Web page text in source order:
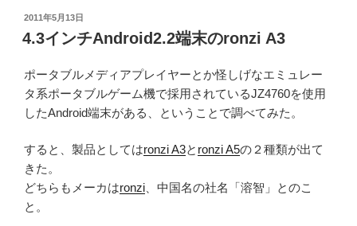
投
稿
日:
2011年5月13日
4.3インチAndroid2.2端末のronzi A3
ポータブルメディアプレイヤーとか怪しげなエミュレー
タ系ポータブルゲーム機で採用されているJZ4760を使用
したAndroid端末がある、ということで調べてみた。
すると、製品としてはronzi A3と ronzi A5の２種類が出て
きた。
どちらもメーカはronzi 、中国名の社名「溶智」とのこ
と。